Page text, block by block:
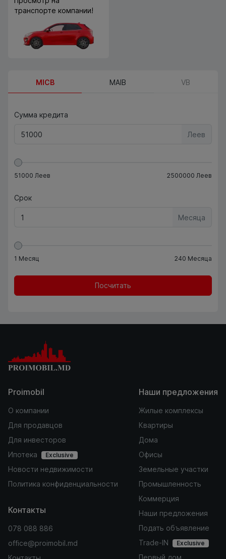
транспорте компании!
MICB MAIB VB
Сумма кредита
Леев
51000 Леев 2500000 Леев
Срок
Месяца
1 Месяц 240 Месяца
Посчитать
Proimobil
О компании
Для продавцов
Для инвесторов
Ипотека
Exclusive
Новости недвижимости
Политика конфиденциальности
Наши предложения
Жилые комплексы
Квартиры
Дома
Офисы
Земельные участки
Промышленность
Коммерция
Наши предложения
Подать объявление
Trade-IN
Exclusive
Контакты
078 088 886
office@proimobil.md